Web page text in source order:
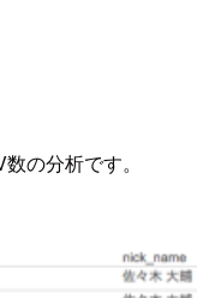
の分析です。